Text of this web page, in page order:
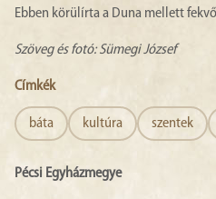
Ebben körülírta a Duna mellett
Szöveg és fotó: Sümegi József
Címkék
báta kultúra szentek
Pécsi Egyházmegye